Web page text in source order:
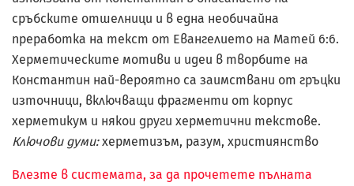
сръбските отшелници и в една необичайна
преработка на текст от Евангелието на Матей 6:6.
Херметическите мотиви и идеи в творбите на
Константин най-вероятно са заимствани от гръцки
източници, включващи фрагменти от корпус
херметикум и някои други херметични текстове.
Ключови думи:херметизъм, разум, християнство
Влезте в системата, за да прочетете пълната